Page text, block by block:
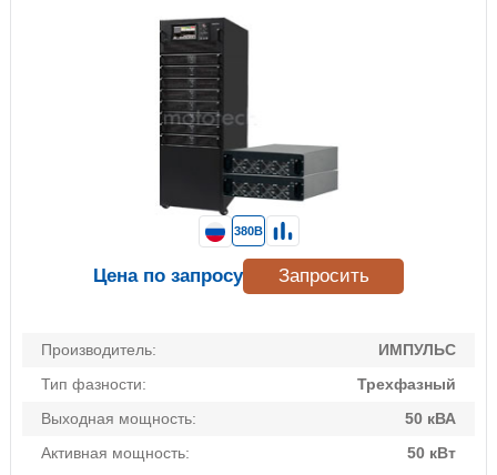
Производитель:
ИМПУЛЬС
Тип фазности:
Трехфазный
Выходная мощность:
50 кВА
Активная мощность:
50 кВт
380В
Цена по запросу Запросить